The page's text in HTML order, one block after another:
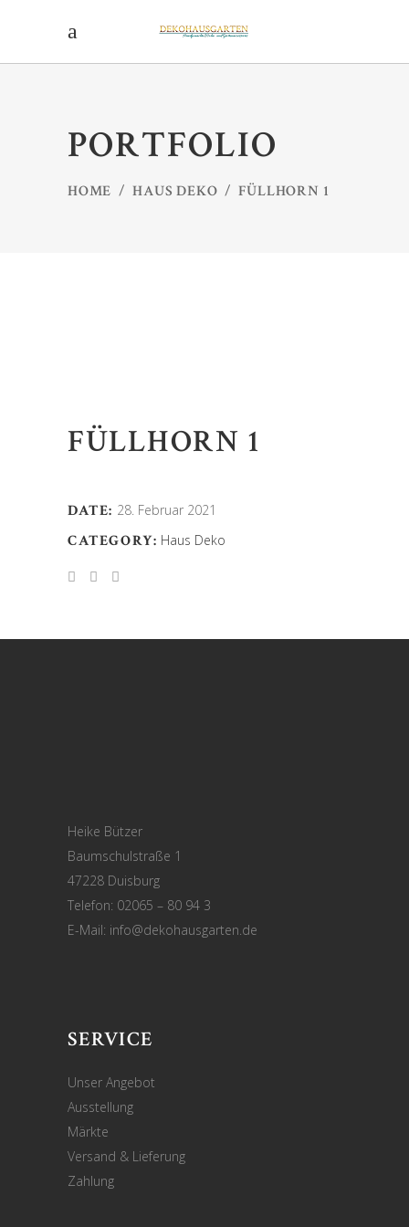
PORTFOLIO
HOME /HAUS DEKO /FÜLLHORN 1
FÜLLHORN 1
DATE: 28. Februar 2021
CATEGORY: Haus Deko
Heike Bützer
Baumschulstraße 1
47228 Duisburg
Telefon: 02065 – 80 94 3
E-Mail: info@dekohausgarten.de
SERVICE
Unser Angebot
Ausstellung
Märkte
Versand & Lieferung
Zahlung